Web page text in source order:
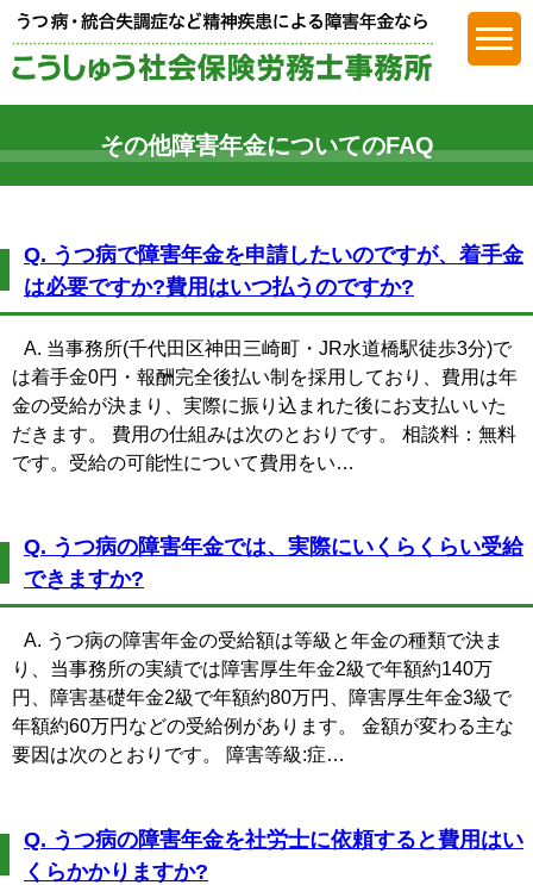
障害年金
その他障害年金についてのFAQ
Q. うつ病で障害年金を申請したいのですが、着手金
は必要ですか?費用はいつ払うのですか?
A. 当事務所(千代田区神田三崎町・JR水道橋駅徒歩3分)で
は着手金0円・報酬完全後払い制を採用しており、費用は年
金の受給が決まり、実際に振り込まれた後にお支払いいた
だきます。 費用の仕組みは次のとおりです。 相談料：無料
です。受給の可能性について費用をい…
Q. うつ病の障害年金では、実際にいくらくらい受給
できますか?
A. うつ病の障害年金の受給額は等級と年金の種類で決ま
り、当事務所の実績では障害厚生年金2級で年額約140万
円、障害基礎年金2級で年額約80万円、障害厚生年金3級で
年額約60万円などの受給例があります。 金額が変わる主な
要因は次のとおりです。 障害等級:症…
Q. うつ病の障害年金を社労士に依頼すると費用はい
くらかかりますか?